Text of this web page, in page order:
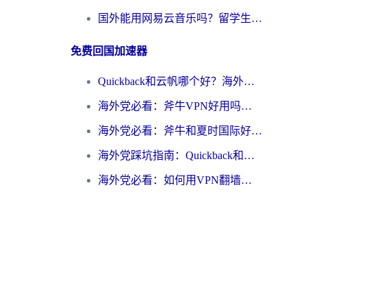
国外能用网易云音乐吗？留学生亲测：3步解决海外听歌难题
免费回国加速器
Quickback和云帆哪个好？海外党2026亲测指南：选对加速器大陆工具，无缝刷国内剧玩国服
海外党必看：斧牛VPN好用吗？和GoLinkVPN对比哪个回国效果更好？
海外党必看：斧牛和夏时国际好用吗？3步选对回国加速器，无缝刷国内资源
海外党踩坑指南：Quickback和归雁好用吗？选对加速器才能无缝刷国内资源
海外党必看：如何用VPN翻墙到大陆PTT？一篇解决你所有回国加速痛点